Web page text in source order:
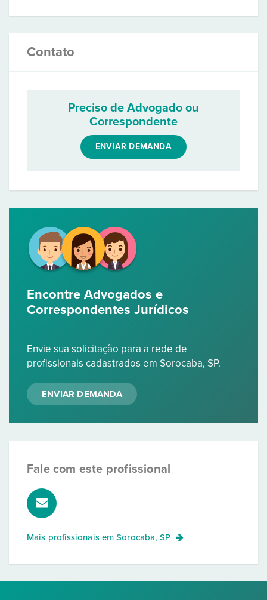
Contato
Preciso de Advogado ou
Correspondente
ENVIAR DEMANDA
Encontre Advogados e
Correspondentes Jurídicos
Envie sua solicitação para a rede de
profissionais cadastrados em Sorocaba, SP.
ENVIAR DEMANDA
Fale com este profissional
Mais profissionais emSorocaba, SP